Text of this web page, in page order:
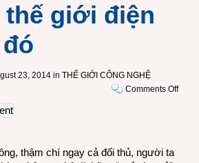
giới điện
23, 2014 in THẾ GIỚI CÔNG NGHỆ
Comments Offon
thậm chí ngay cả đối thủ, người ta